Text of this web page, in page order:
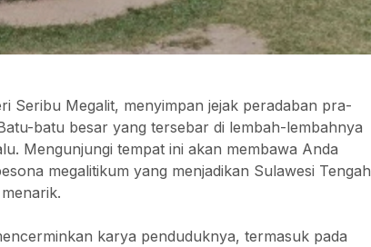
Seribu Megalit, menyimpan jejak peradaban pra-
batu besar yang tersebar di lembah-lembahnya
Mengunjungi tempat ini akan membawa Anda
megalitikum yang menjadikan Sulawesi Tengah
karya penduduknya, termasuk pada